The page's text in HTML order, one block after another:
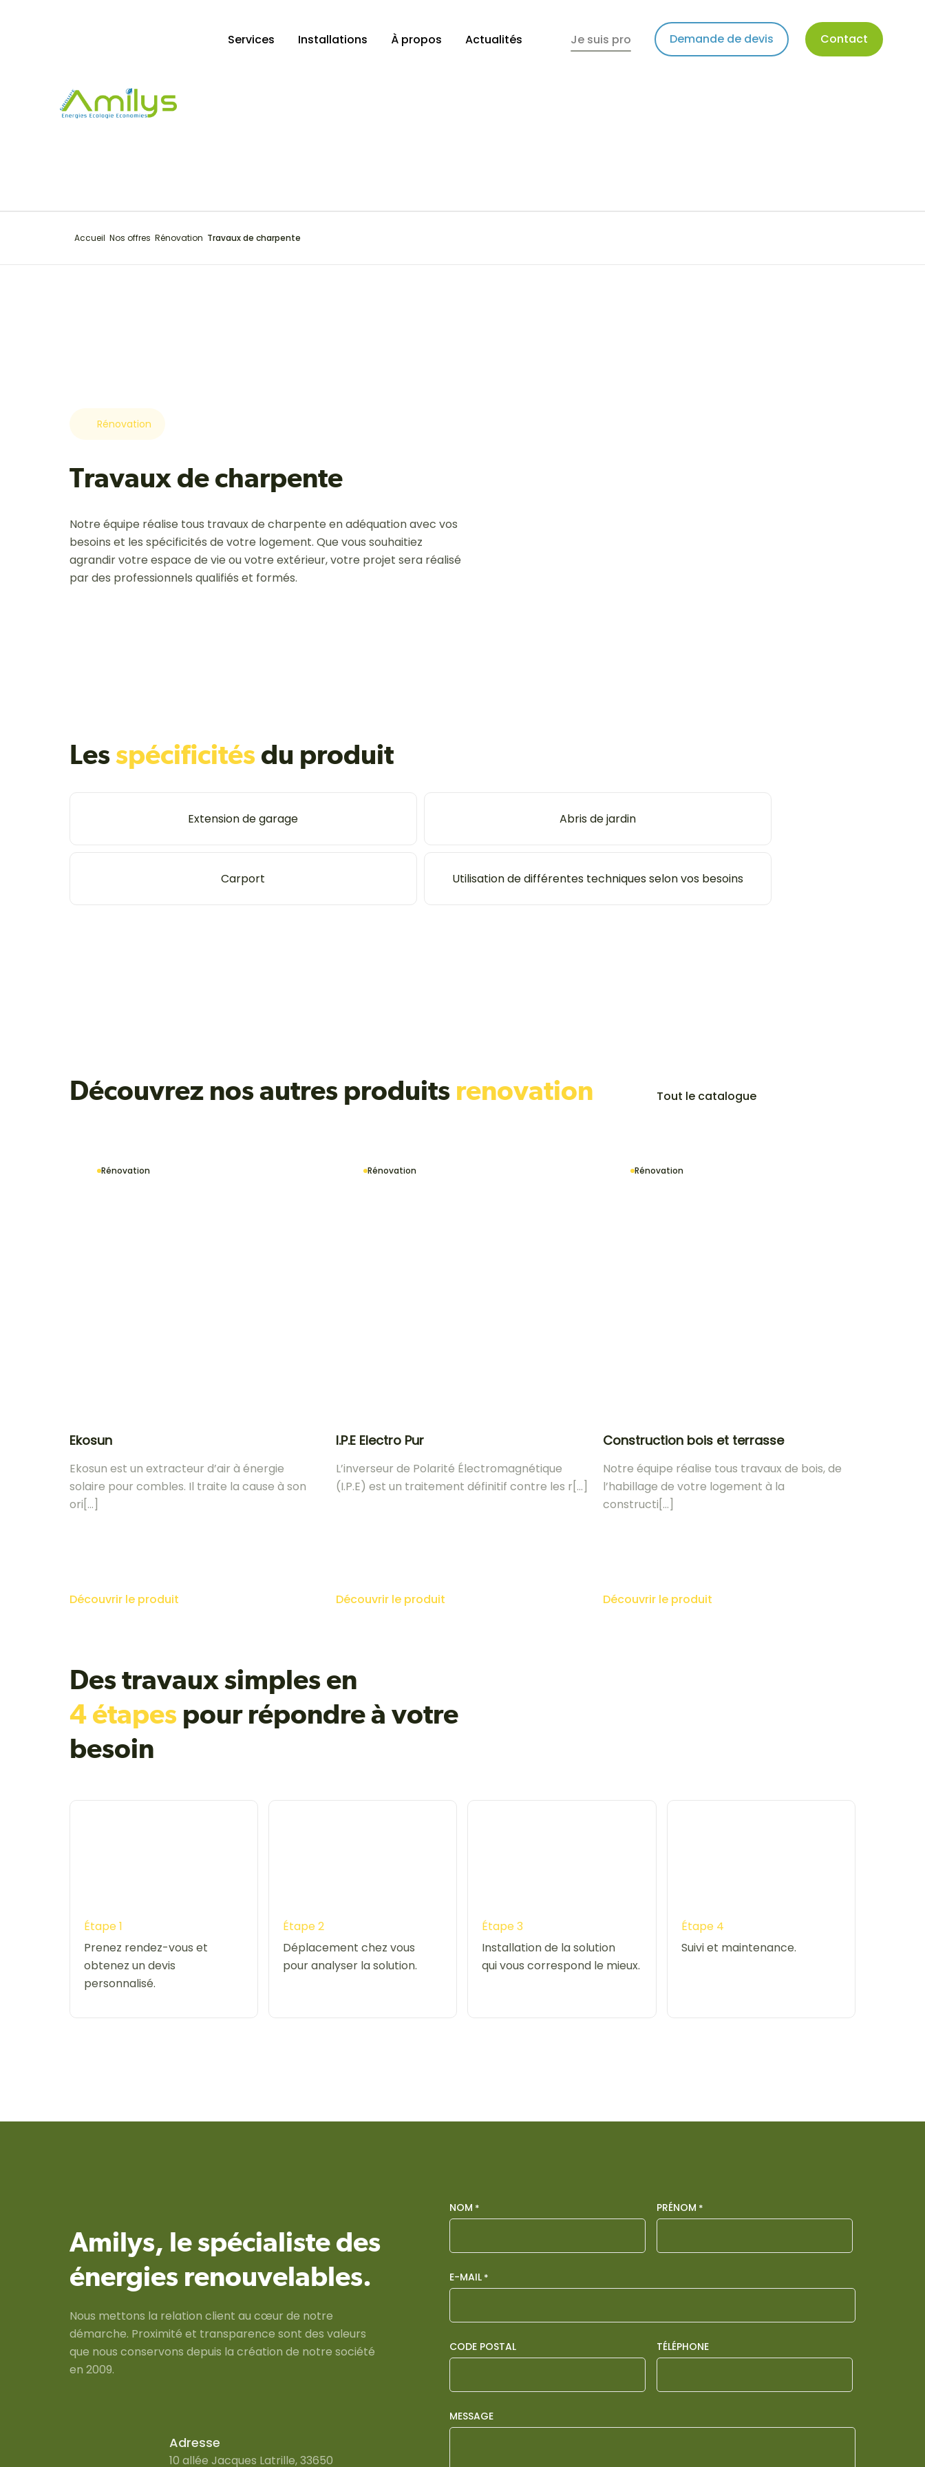
Services Installations À propos Actualités Je suis pro Demande de devis Contact
Accueil Nos offres Rénovation Travaux de charpente
Rénovation
Travaux de charpente
Notre équipe réalise tous travaux de charpente en adéquation avec vos
besoins et les spécificités de votre logement. Que vous souhaitiez
agrandir votre espace de vie ou votre extérieur, votre projet sera réalisé
par des professionnels qualifiés et formés.
Lesspécificitésdu produit
Extension de garage Abris de jardin
Carport Utilisation de différentes techniques selon vos besoins
Découvrez nos autres produits renovation Tout le catalogue
Rénovation
Ekosun
Ekosun est un extracteur d’air à énergie
solaire pour combles. Il traite la cause à son
ori[...]
Découvrir le produit
Rénovation
I.P.E Electro Pur
L’inverseur de Polarité Électromagnétique
(I.P.E) est un traitement définitif contre les r[...]
Découvrir le produit
Rénovation
Construction bois et terrasse
Notre équipe réalise tous travaux de bois, de
l’habillage de votre logement à la
constructi[...]
Découvrir le produit
Des travaux simples en
4 étapespour répondre à votre
besoin
Étape 1
Prenez rendez-vous et
obtenez un devis
personnalisé.
Étape 2
Déplacement chez vous
pour analyser la solution.
Étape 3
Installation de la solution
qui vous correspond le mieux.
Étape 4
Suivi et maintenance.
Amilys, le spécialiste des
énergies renouvelables.
Nous mettons la relation client au cœur de notre
démarche. Proximité et transparence sont des valeurs
que nous conservons depuis la création de notre société
en 2009.
Adresse
10 allée Jacques Latrille, 33650
NOM * PRÉNOM *
E-MAIL *
CODE POSTAL TÉLÉPHONE
MESSAGE